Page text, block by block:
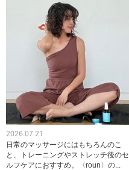
2026.07.21
日常のマッサージにはもちろんのこ
と、トレーニングやストレッチ後のセ
ルフケアにおすすめ。〈roun〉の...